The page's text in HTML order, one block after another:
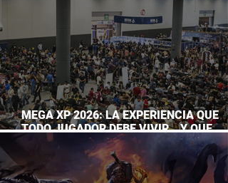
MEGA XP 2026: LA EXPERIENCIA QUE
TODO JUGADOR DEBE VIVIR… Y QUE
AHORA PUEDES DISFRUTAR A TU RITMO